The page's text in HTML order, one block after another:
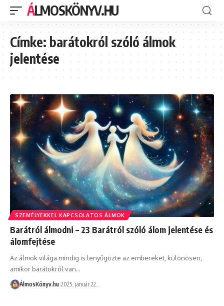
ÁLMOSKÖNYV.HU
Címke:barátokról szóló álmok
jelentése
SZEMÉLYEKKEL KAPCSOLATOS ÁLMOK
Barátról álmodni – 23 Barátról szóló álom jelentése és
álomfejtése
Az álmok világa mindig is lenyűgözte az embereket, különösen,
amikor barátokról van…
ÁlmosKönyv.hu 2025. január 22.